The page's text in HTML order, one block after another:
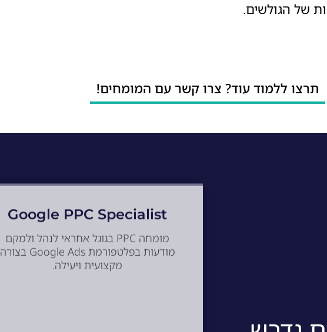
של הגולשים.
תרצו ללמוד עוד? צרו קשר עם המומחים!
Google PPC Specialist
מומחה PPC בגוגל אחראי לנהל ולמקם
מודעות בפלטפורמת Google Ads בצורה
מקצועית ויעילה.